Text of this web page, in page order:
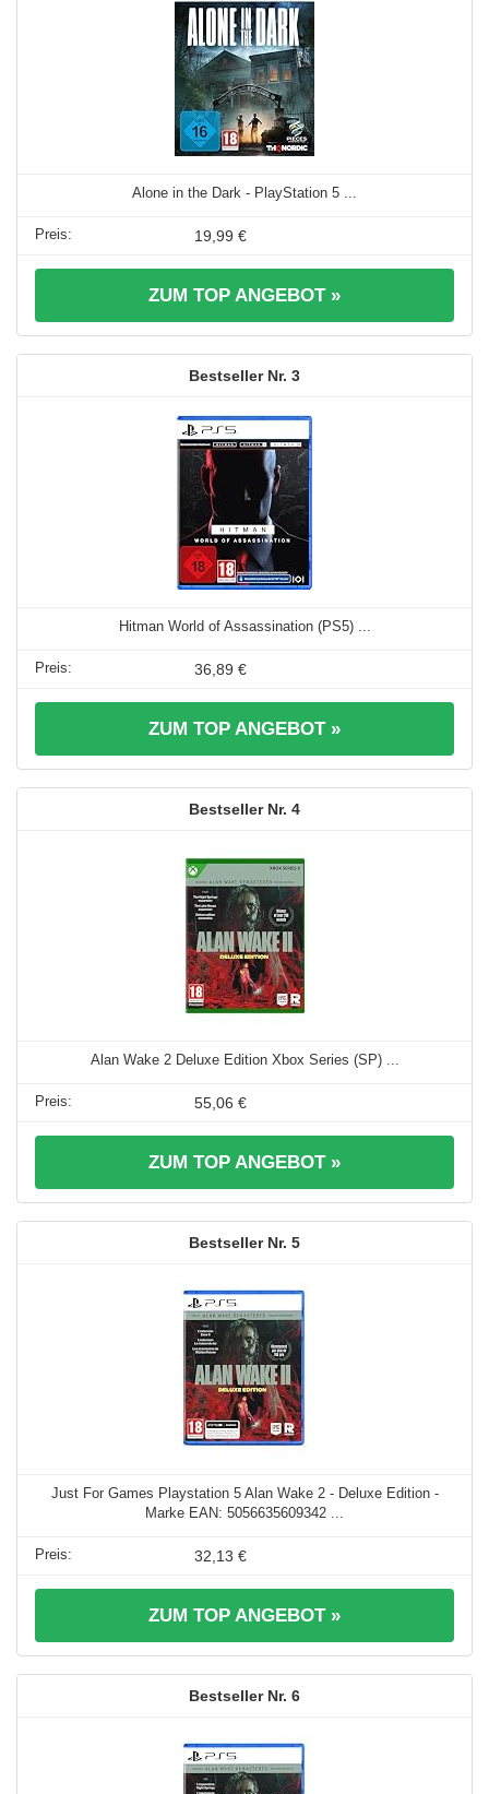
Alone in the Dark - PlayStation 5 ...
19,99 €
ZUM TOP ANGEBOT »
3
Hitman World of Assassination (PS5) ...
36,89 €
ZUM TOP ANGEBOT »
4
Alan Wake 2 Deluxe Edition Xbox Series (SP) ...
55,06 €
ZUM TOP ANGEBOT »
5
Just For Games Playstation 5 Alan Wake 2 - Deluxe Edition -
Marke EAN: 5056635609342 ...
32,13 €
ZUM TOP ANGEBOT »
6